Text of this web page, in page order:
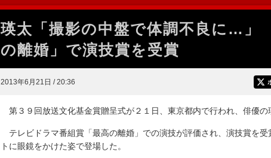
瑛太「撮影の中盤で体調不良に…
の離婚」で演技賞を受賞
2013年6月21日 / 20:36
第３９回放送文化基金賞贈呈式が２１日、東京都内で行われ、俳優の
テレビドラマ番組賞「最高の離婚」での演技が評価され、演技賞を受
トに眼鏡をかけた姿で登場した。